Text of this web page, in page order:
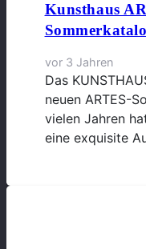
Kunsthaus
vor 3 Jahren
Das
neuen ARTES-
vielen Jahren
eine exquisite